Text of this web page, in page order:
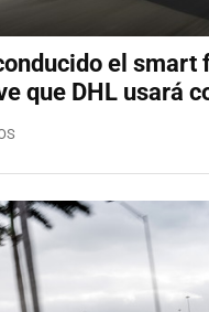
el smart
que DHL usará